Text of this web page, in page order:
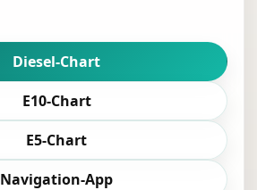
Diesel-Chart
E10-Chart
E5-Chart
Navigation-App